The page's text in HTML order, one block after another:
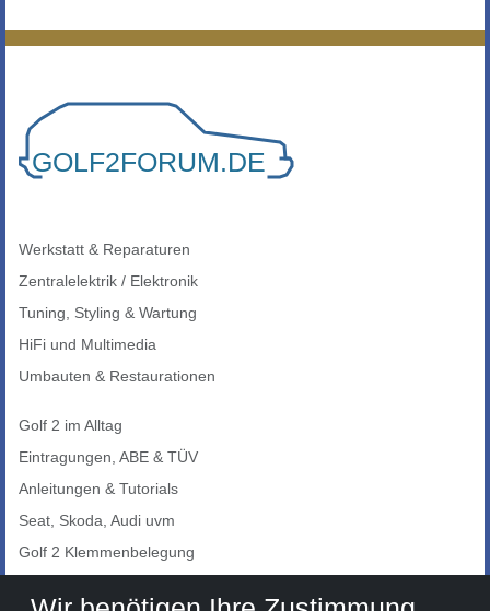
Werkstatt & Reparaturen
Zentralelektrik / Elektronik
Tuning, Styling & Wartung
HiFi und Multimedia
Umbauten & Restaurationen
Golf 2 im Alltag
Eintragungen, ABE & TÜV
Anleitungen & Tutorials
Seat, Skoda, Audi uvm
Golf 2 Klemmenbelegung
Auto-Showroom